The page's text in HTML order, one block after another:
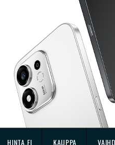
HINTA.FI KAUPPA